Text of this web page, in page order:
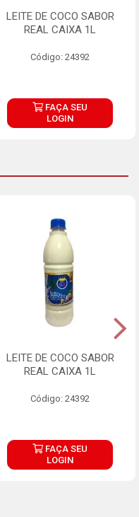
LEITE DE COCO SABOR
REAL CAIXA 1L
Código: 24392
FAÇA SEU
LOGIN
LEITE DE COCO SABOR
REAL CAIXA 1L
Código: 24392
FAÇA SEU
LOGIN